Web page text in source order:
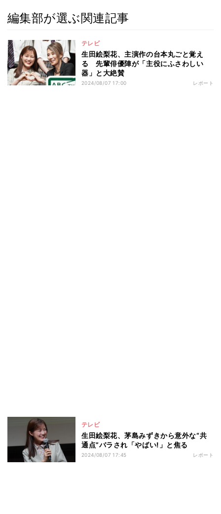
編集部が選ぶ関連記事
テレビ
生田絵梨花、主演作の台本丸ごと覚え
る 先輩俳優陣が「主役にふさわしい
器」と大絶賛
2024/08/07 17:00 レポート
テレビ
生田絵梨花、茅島みずきから意外な“共
通点”バラされ「やばい!」と焦る
2024/08/07 17:45 レポート